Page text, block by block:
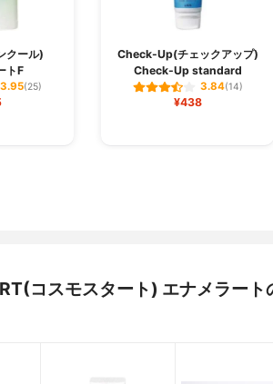
クール)
トF
3.95(25)
Check-Up(チェックアップ)
Check-Up standard
3.84(14)
¥438
コスモスタート) エナメラート